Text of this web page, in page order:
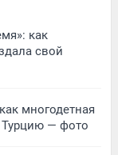
как
свой
многодетная
Турцию — фото